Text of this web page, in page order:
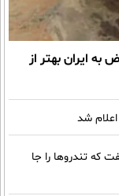
ایران بهتر از
شد
که تندروها را جا